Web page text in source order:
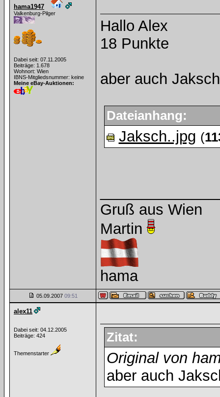
hama1947
Valkenburg-Pilger
Dabei seit: 07.11.2005
Beiträge: 1.678
Wohnort: Wien
IBNS-Mitgliedsnummer: keine
Meine eBay-Auktionen:
Hallo Alex
18 Punkte
aber auch Jaksch
Dateianhang:
Jaksch..jpg (
Gruß aus Wien
Martin
hama
05.09.2007 09:51
alex11
Dabei seit: 04.12.2005
Beiträge: 424
Themenstarter
Zitat:
Original von
aber auch